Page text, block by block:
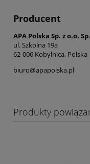
Producent
APA Polska Sp. z o.o.
ul. Szkolna 19a
62-006 Kobylnica, Polska
biuro@apapolska.pl
Produkty